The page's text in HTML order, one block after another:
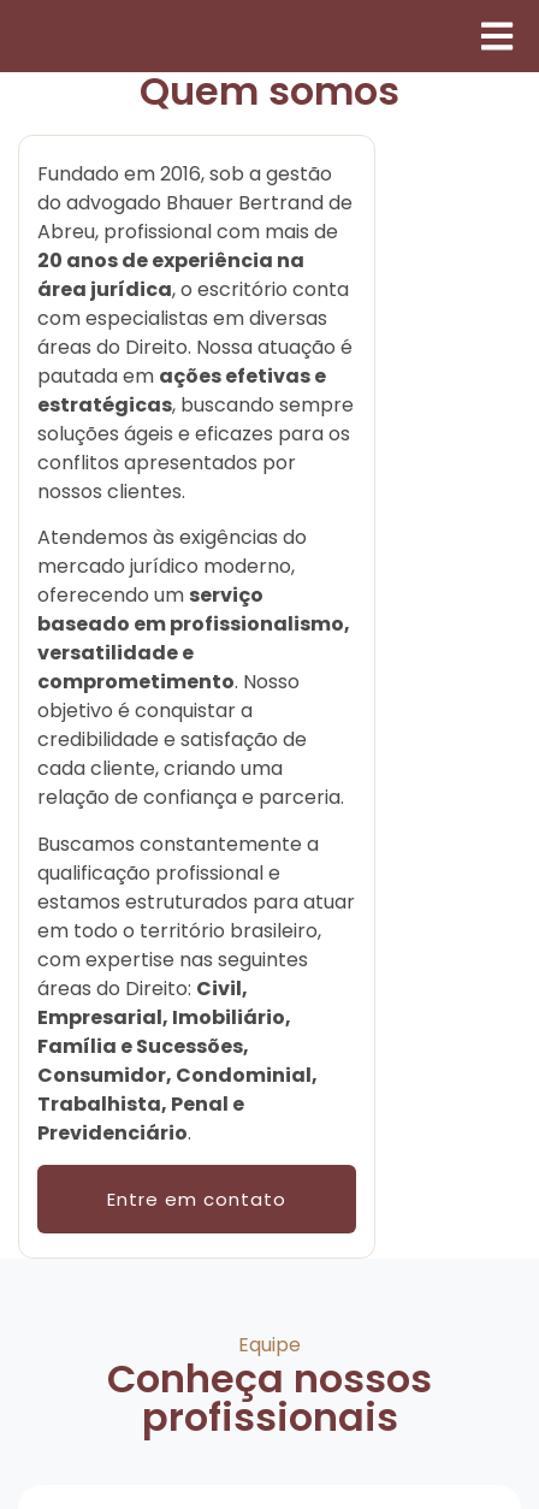
Quem somos
Fundado em 2016, sob a gestão
do advogado Bhauer Bertrand de
Abreu, profissional com mais de
20 anos de experiência na
área jurídica, o escritório conta
com especialistas em diversas
áreas do Direito. Nossa atuação é
pautada em ações efetivas e
estratégicas, buscando sempre
soluções ágeis e eficazes para os
conflitos apresentados por
nossos clientes.
Atendemos às exigências do
mercado jurídico moderno,
oferecendo um serviço
baseado em profissionalismo,
versatilidade e
comprometimento. Nosso
objetivo é conquistar a
credibilidade e satisfação de
cada cliente, criando uma
relação de confiança e parceria.
Buscamos constantemente a
qualificação profissional e
estamos estruturados para atuar
em todo o território brasileiro,
com expertise nas seguintes
áreas do Direito: Civil,
Empresarial, Imobiliário,
Família e Sucessões,
Consumidor, Condominial,
Trabalhista, Penal e
Previdenciário.
Entre em contato
Equipe
Conheça nossos
profissionais